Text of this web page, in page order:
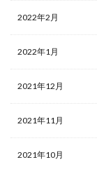
2022年2月
2022年1月
2021年12月
2021年11月
2021年10月